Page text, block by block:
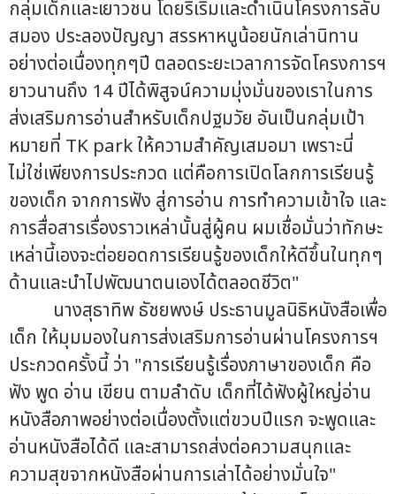
กลุ่มเด็กและเยาวชน โดยริเริ่มและดำเนินโครงการลับ
สมอง ประลองปัญญา สรรหาหนูน้อยนักเล่านิทาน
อย่างต่อเนื่องทุกๆปี ตลอดระยะเวลาการจัดโครงการฯ
ยาวนานถึง 14 ปีได้พิสูจน์ความมุ่งมั่นของเราในการ
ส่งเสริมการอ่านสำหรับเด็กปฐมวัย อันเป็นกลุ่มเป้า
หมายที่ TK park ให้ความสำคัญเสมอมา เพราะนี่
ไม่ใช่เพียงการประกวด แต่คือการเปิดโลกการเรียนรู้
ของเด็ก จากการฟัง สู่การอ่าน การทำความเข้าใจ และ
การสื่อสารเรื่องราวเหล่านั้นสู่ผู้คน ผมเชื่อมั่นว่าทักษะ
เหล่านี้เองจะต่อยอดการเรียนรู้ของเด็กให้ดีขึ้นในทุกๆ
ด้านและนำไปพัฒนาตนเองได้ตลอดชีวิต"
นางสุธาทิพ ธัชยพงษ์ ประธานมูลนิธิหนังสือเพื่อ
เด็ก ให้มุมมองในการส่งเสริมการอ่านผ่านโครงการฯ
ประกวดครั้งนี้ ว่า "การเรียนรู้เรื่องภาษาของเด็ก คือ
ฟัง พูด อ่าน เขียน ตามลำดับ เด็กที่ได้ฟังผู้ใหญ่อ่าน
หนังสือภาพอย่างต่อเนื่องตั้งแต่ขวบปีแรก จะพูดและ
อ่านหนังสือได้ดี และสามารถส่งต่อความสนุกและ
ความสุขจากหนังสือผ่านการเล่าได้อย่างมั่นใจ"